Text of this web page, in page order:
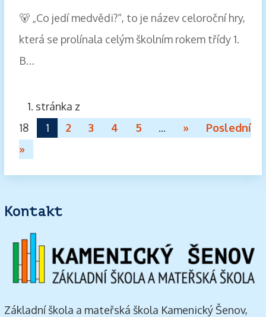
🐻 „Co jedí medvědi?“, to je název celoroční hry,
která se prolínala celým školním rokem třídy 1.
B…
1. stránka z
18
1 2 3 4 5 ... »
Poslední
»
Kontakt
Základní škola a mateřská škola Kamenický Šenov,